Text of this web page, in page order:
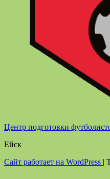
Центр подготовки
Ейск
Сайт работает на WordPress |